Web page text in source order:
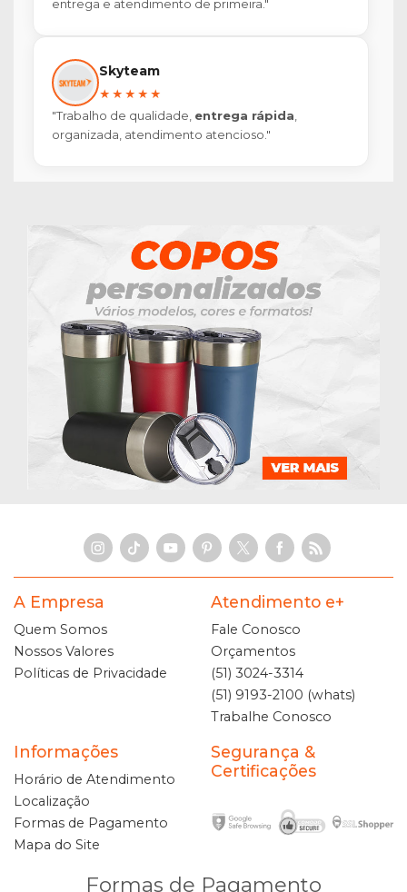
entrega e atendimento de primeira."
Skyteam
★★★★★
"Trabalho de qualidade, entrega rápida,
organizada, atendimento atencioso."
A Empresa
Quem Somos
Nossos Valores
Políticas de Privacidade
Atendimento e+
Fale Conosco
Orçamentos
(51) 3024-3314
(51) 9193-2100 (whats)
Trabalhe Conosco
Informações
Horário de Atendimento
Localização
Formas de Pagamento
Mapa do Site
Segurança &
Certificações
Formas de Pagamento